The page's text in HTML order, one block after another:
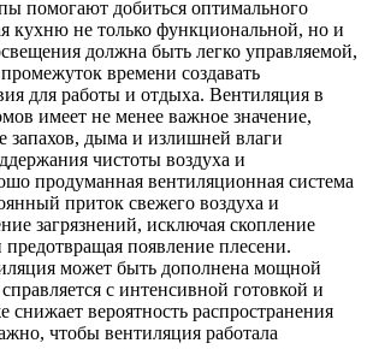
помогают добиться оптимального
кухню не только функциональной, но и
должна быть легко управляемой,
времени создавать
для работы и отдыха. Вентиляция в
имеет не менее важное значение,
запахов, дыма и излишней влаги
чистоты воздуха и
продуманная вентиляционная система
приток свежего воздуха и
загрязнений, исключая скопление
появление плесени.
может быть дополнена мощной
с интенсивной готовкой и
снижает вероятность распространения
чтобы вентиляция работала